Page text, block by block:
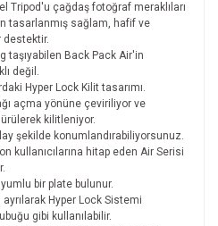
Tripod'u çağdaş fotoğraf meraklıları
tasarlanmış sağlam, hafif ve
destektir.
taşıyabilen Back Pack Air'in
değil.
Hyper Lock Kilit tasarımı.
açma yönüne çeviriliyor ve
kilitleniyor.
şekilde konumlandırabiliyorsunuz.
kullanıcılarına hitap eden Air Serisi
bir plate bulunur.
Hyper Lock Sistemi
gibi kullanılabilir.